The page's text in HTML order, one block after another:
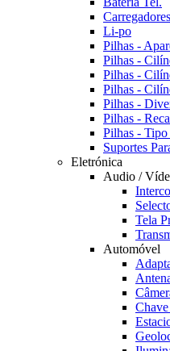
Carregadores
Li-po
Pilhas -
Pilhas -
Pilhas -
Pilhas -
Pilhas -
Pilhas -
Pilhas -
Suportes
Eletrónica
Audio /
Tela
Automóvel